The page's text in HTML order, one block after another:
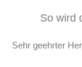
So wird
Sehr geehrter